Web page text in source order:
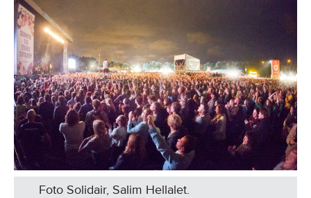
Foto Solidair, Salim Hellalet.